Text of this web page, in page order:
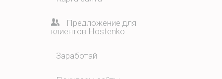
Предложение для
клиентов Hostenko
Заработай